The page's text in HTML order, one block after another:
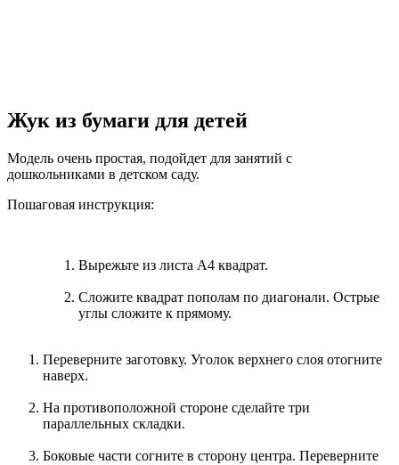
Жук из бумаги для детей
Модель очень простая, подойдет для занятий с
дошкольниками в детском саду.
Пошаговая инструкция:
Вырежьте из листа А4 квадрат.
Сложите квадрат пополам по диагонали. Острые
углы сложите к прямому.
Переверните заготовку. Уголок верхнего слоя отогните
наверх.
На противоположной стороне сделайте три
параллельных складки.
Боковые части согните в сторону центра. Переверните